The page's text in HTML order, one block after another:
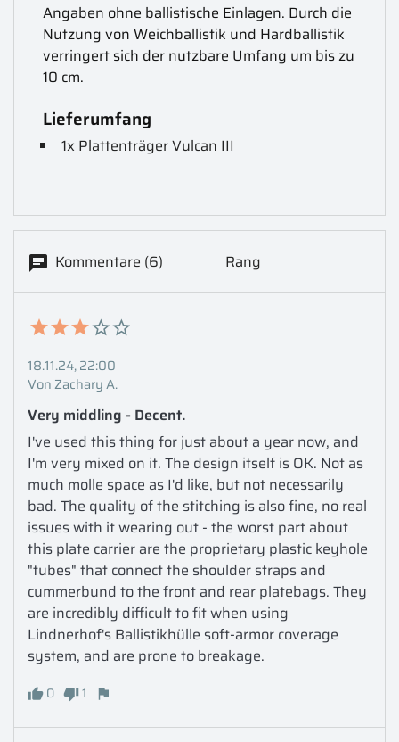
Angaben ohne ballistische Einlagen. Durch die
Nutzung von Weichballistik und Hardballistik
verringert sich der nutzbare Umfang um bis zu
10 cm.
Lieferumfang
1x Plattenträger Vulcan III
Kommentare (6) Rang
18.11.24, 22:00
Von Zachary A.
Very middling - Decent.
I've used this thing for just about a year now, and
I'm very mixed on it. The design itself is OK. Not as
much molle space as I'd like, but not necessarily
bad. The quality of the stitching is also fine, no real
issues with it wearing out - the worst part about
this plate carrier are the proprietary plastic keyhole
"tubes" that connect the shoulder straps and
cummerbund to the front and rear platebags. They
are incredibly difficult to fit when using
Lindnerhof's Ballistikhülle soft-armor coverage
system, and are prone to breakage.
0 1